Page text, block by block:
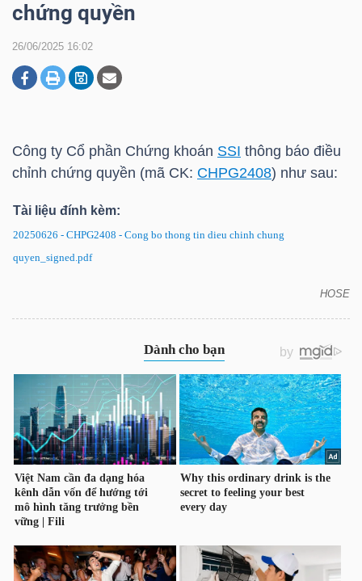
chứng quyền
26/06/2025 16:02
Công ty Cổ phần Chứng khoán SSI thông báo điều
chỉnh chứng quyền (mã CK: CHPG2408) như sau:
Tài liệu đính kèm:
20250626 - CHPG2408 - Cong bo thong tin dieu chinh chung
quyen_signed.pdf
HOSE
CHỨNG
BẤT
ĐỘNG
SẢN
HÀNG
HÓA
KINH
TẾ